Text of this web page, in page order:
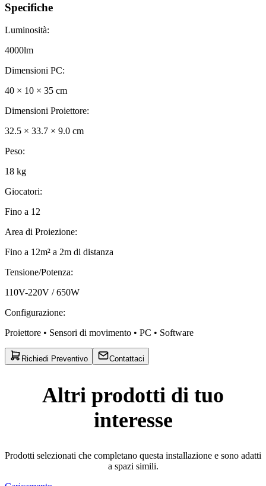
Specifiche
Luminosità:
4000lm
Dimensioni PC:
40 × 10 × 35 cm
Dimensioni Proiettore:
32.5 × 33.7 × 9.0 cm
Peso:
18 kg
Giocatori:
Fino a 12
Area di Proiezione:
Fino a 12m² a 2m di distanza
Tensione/Potenza:
110V-220V / 650W
Configurazione:
Proiettore • Sensori di movimento • PC • Software
Richiedi Preventivo Contattaci
Altri prodotti di tuo
interesse
Prodotti selezionati che completano questa installazione e sono adatti
a spazi simili.